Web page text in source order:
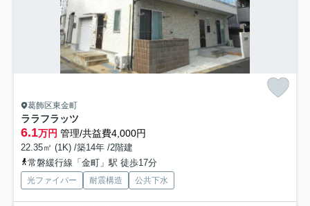
葛飾区東金町
ララフラッツ
6.1万円 管理/共益費4,000円
22.35㎡ (1K) /築14年 /2階建
常磐緩行線「金町」駅 徒歩17分
光ファイバー 耐震構造 公共下水